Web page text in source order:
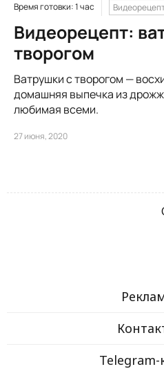
Время готовки: 1 час
Видеорецепт:
творогом
Ватрушки с творогом —
домашняя выпечка из
любимая всеми.
27 июня, 2020
Telegram-